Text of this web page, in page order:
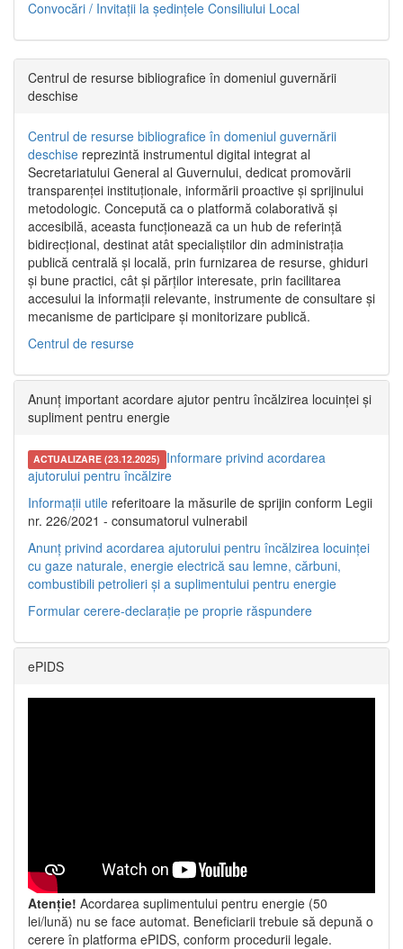
Convocări / Invitaţii la şedinţele Consiliului Local
Centrul de resurse bibliografice în domeniul guvernării
deschise
Centrul de resurse bibliografice în domeniul guvernării
deschise reprezintă instrumentul digital integrat al
Secretariatului General al Guvernului, dedicat promovării
transparenței instituționale, informării proactive și sprijinului
metodologic. Concepută ca o platformă colaborativă și
accesibilă, aceasta funcționează ca un hub de referință
bidirecțional, destinat atât specialiștilor din administrația
publică centrală și locală, prin furnizarea de resurse, ghiduri
și bune practici, cât și părților interesate, prin facilitarea
accesului la informații relevante, instrumente de consultare și
mecanisme de participare și monitorizare publică.
Centrul de resurse
Anunț important acordare ajutor pentru încălzirea locuinței și
supliment pentru energie
ACTUALIZARE (23.12.2025) Informare privind acordarea
ajutorului pentru încălzire
Informații utile referitoare la măsurile de sprijin conform Legii
nr. 226/2021 - consumatorul vulnerabil
Anunț privind acordarea ajutorului pentru încălzirea locuinței
cu gaze naturale, energie electrică sau lemne, cărbuni,
combustibili petrolieri și a suplimentului pentru energie
Formular cerere-declarație pe proprie răspundere
ePIDS
Atenție! Acordarea suplimentului pentru energie (50
lei/lună) nu se face automat. Beneficiarii trebuie să depună o
cerere în platforma ePIDS, conform procedurii legale.